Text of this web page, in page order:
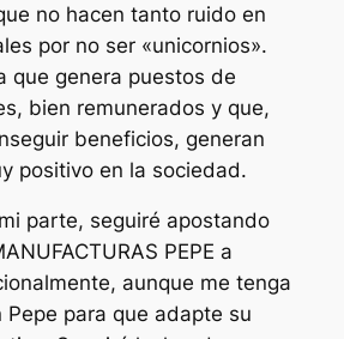
no hacen tanto ruido en
por no ser «unicornios».
que genera puestos de
bien remunerados y que,
beneficios, generan
positivo en la sociedad.
parte, seguiré apostando
PEPE a
aunque me tenga
Pepe para que adapte su